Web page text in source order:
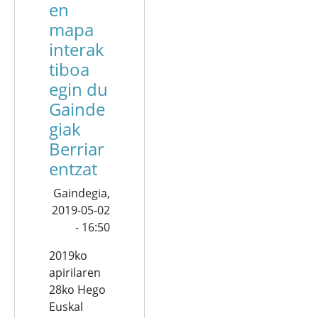
en
mapa
interak
tiboa
egin du
Gainde
giak
Berriar
entzat
Gaindegia,
2019-05-02
- 16:50
2019ko
apirilaren
28ko Hego
Euskal